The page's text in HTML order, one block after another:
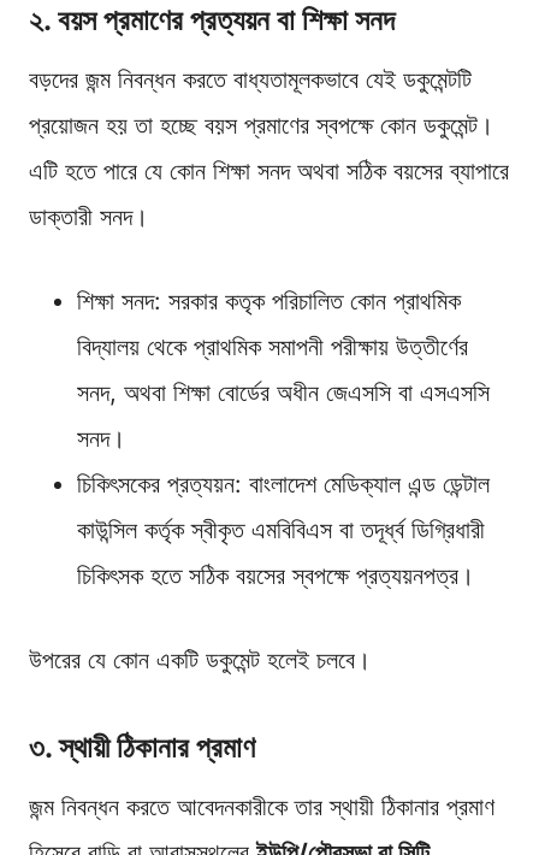
২. বয়স প্রমাণের প্রত্যয়ন বা শিক্ষা সনদ
বড়দের জন্ম নিবন্ধন করতে বাধ্যতামূলকভাবে যেই ডকুমেন্টটি
প্রয়োজন হয় তা হচ্ছে বয়স প্রমাণের স্বপক্ষে কোন ডকুমেন্ট।
এটি হতে পারে যে কোন শিক্ষা সনদ অথবা সঠিক বয়সের ব্যাপারে
ডাক্তারী সনদ।
শিক্ষা সনদ: সরকার কতৃক পরিচালিত কোন প্রাথমিক
বিদ্যালয় থেকে প্রাথমিক সমাপনী পরীক্ষায় উত্তীর্ণের
সনদ, অথবা শিক্ষা বোর্ডের অধীন জেএসসি বা এসএসসি
সনদ।
চিকিৎসকের প্রত্যয়ন: বাংলাদেশ মেডিক্যাল এন্ড ডেন্টাল
কাউন্সিল কর্তৃক স্বীকৃত এমবিবিএস বা তদূর্ধ্ব ডিগ্রিধারী
চিকিৎসক হতে সঠিক বয়সের স্বপক্ষে প্রত্যয়নপত্র।
উপরের যে কোন একটি ডকুমেন্ট হলেই চলবে।
৩. স্থায়ী ঠিকানার প্রমাণ
জন্ম নিবন্ধন করতে আবেদনকারীকে তার স্থায়ী ঠিকানার প্রমাণ